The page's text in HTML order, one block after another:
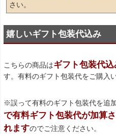
さい。
嬉しいギフト包装代込み
こちらの商品はギフト包装代込
す。有料のギフト包装代をご購入
※誤って有料のギフト包装代を追
で有料ギフト包装代が加算
れますのでご注意ください。